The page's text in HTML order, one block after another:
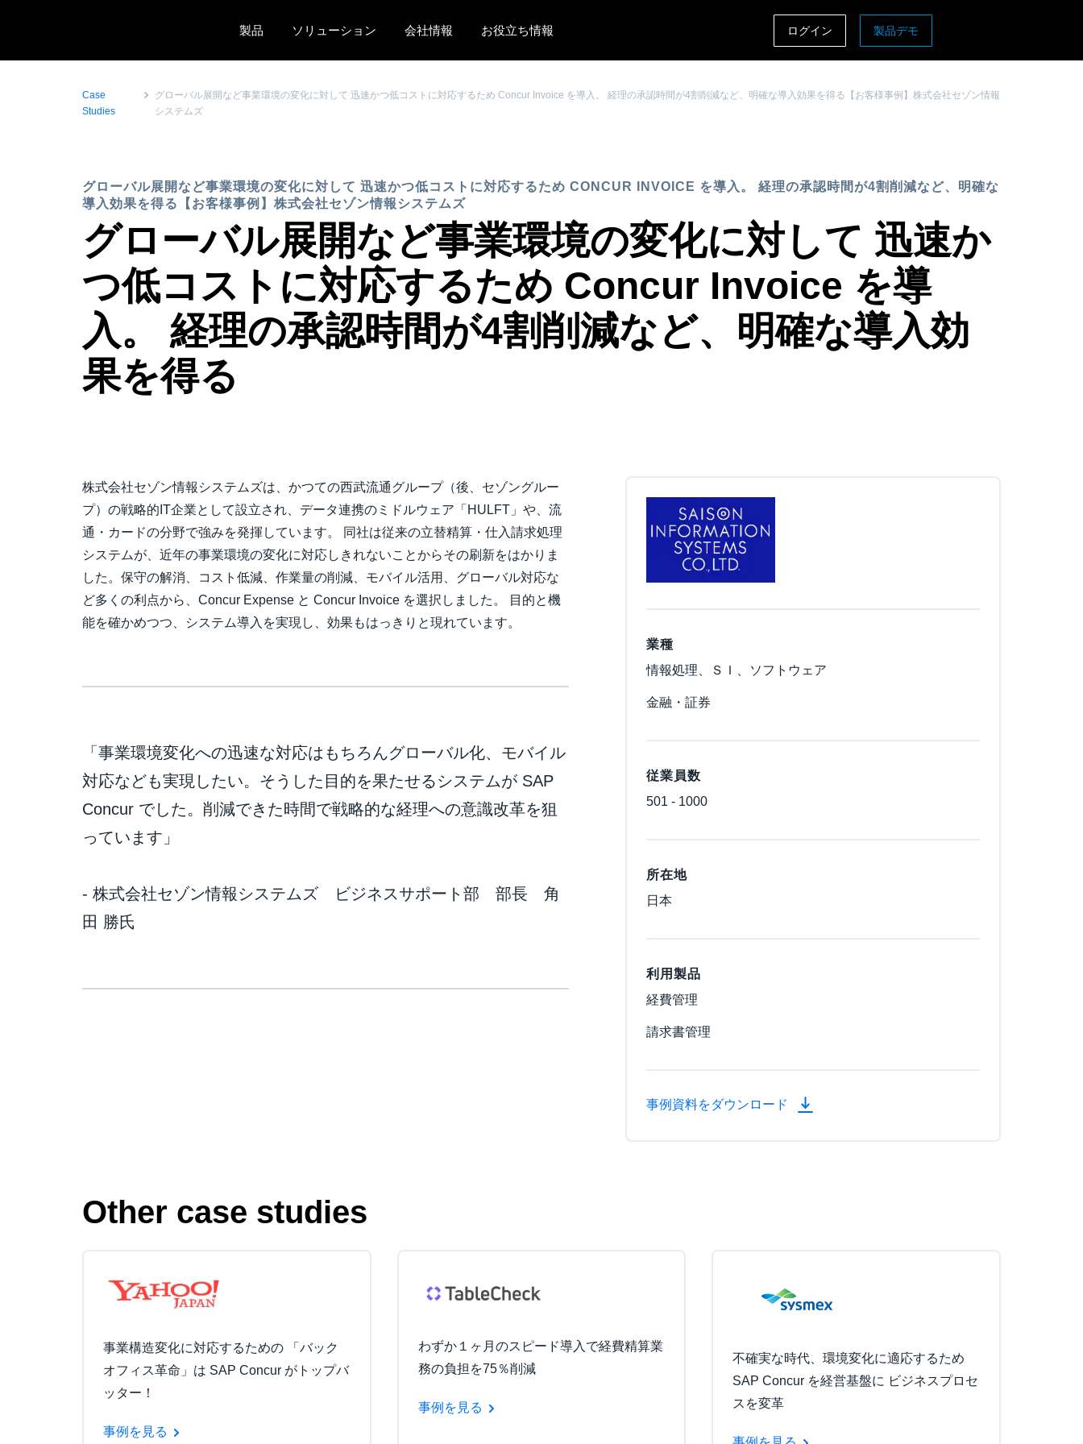
製品
ソリューション 会社情報 お役立ち情報
Canada (Français)
Brasil (Português)
Deutschland (Deutsch)
Nederlands (English)
Sweden (English)
Denmark (English)
Finland (English)
日本（日本語)
ログイン 製品デモ
Case
Studies
グローバル展開など事業環境の変化に対して 迅速かつ低コストに対応するため Concur Invoice を導入。 経理の承認時間が4割削減など、明確な導入効果を得る【お客様事例】株式会社セゾン情報
システムズ
グローバル展開など事業環境の変化に対して 迅速かつ低コストに対応するため CONCUR INVOICE を導入。 経理の承認時間が4割削減など、明確な
導入効果を得る【お客様事例】株式会社セゾン情報システムズ
グローバル展開など事業環境の変化に対して 迅速か
つ低コストに対応するため Concur Invoice を導
入。 経理の承認時間が4割削減など、明確な導入効
果を得る
株式会社セゾン情報システムズは、かつての西武流通グループ（後、セゾングルー
プ）の戦略的IT企業として設立され、データ連携のミドルウェア「HULFT」や、流
通・カードの分野で強みを発揮しています。 同社は従来の立替精算・仕入請求処理
システムが、近年の事業環境の変化に対応しきれないことからその刷新をはかりま
した。保守の解消、コスト低減、作業量の削減、モバイル活用、グローバル対応な
ど多くの利点から、Concur Expense と Concur Invoice を選択しました。 目的と機
能を確かめつつ、システム導入を実現し、効果もはっきりと現れています。
「事業環境変化への迅速な対応はもちろんグローバル化、モバイル
対応なども実現したい。そうした目的を果たせるシステムが SAP
Concur でした。削減できた時間で戦略的な経理への意識改革を狙
っています」
- 株式会社セゾン情報システムズ ビジネスサポート部 部長 角
田 勝氏
業種
情報処理、ＳＩ、ソフトウェア
金融・証券
従業員数
501 - 1000
所在地
日本
利用製品
経費管理
請求書管理
事例資料をダウンロード
Other case studies
事業構造変化に対応するための 「バック
オフィス革命」は SAP Concur がトップバ
ッター！
事例を見る
わずか１ヶ月のスピード導入で経費精算業
務の負担を75％削減
事例を見る
不確実な時代、環境変化に適応するため
SAP Concur を経営基盤に ビジネスプロセ
スを変革